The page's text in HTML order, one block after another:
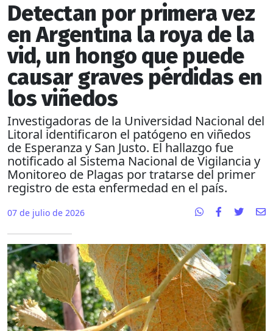
Detectan por primera vez
en Argentina la roya de la
vid, un hongo que puede
causar graves pérdidas en
los viñedos
Investigadoras de la Universidad Nacional del
Litoral identificaron el patógeno en viñedos
de Esperanza y San Justo. El hallazgo fue
notificado al Sistema Nacional de Vigilancia y
Monitoreo de Plagas por tratarse del primer
registro de esta enfermedad en el país.
07 de julio de 2026